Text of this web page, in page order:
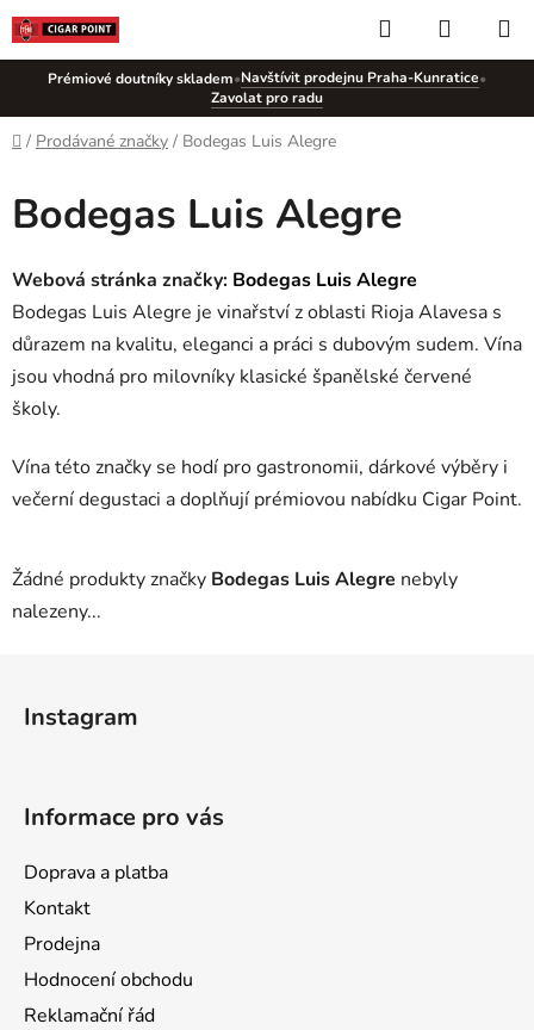
Přejít
na
obsah
Prémiové doutníky skladem•Navštívit prodejnu Praha-Kunratice•
Zavolat pro radu
Hledat
KOŠÍK
Domů
/ Prodávané značky / Bodegas Luis Alegre
Bodegas Luis Alegre
Webová stránka značky: Bodegas Luis Alegre
Bodegas Luis Alegre je vinařství z oblasti Rioja Alavesa s
důrazem na kvalitu, eleganci a práci s dubovým sudem. Vína
jsou vhodná pro milovníky klasické španělské červené
školy.
Vína této značky se hodí pro gastronomii, dárkové výběry i
večerní degustaci a doplňují prémiovou nabídku Cigar Point.
Žádné produkty značky Bodegas Luis Alegre nebyly
nalezeny...
Instagram
Informace pro vás
Doprava a platba
Kontakt
Prodejna
Hodnocení obchodu
Reklamační řád